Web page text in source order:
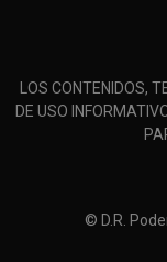
LOS CONTENIDOS,
DE USO
© D.R.